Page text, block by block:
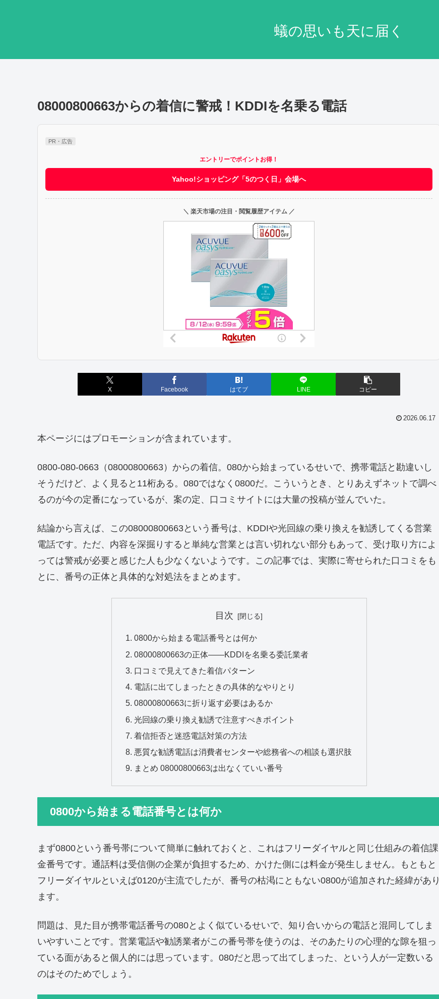
蟻の思いも天に届く
08000800663からの着信に警戒！KDDIを名乗る電話
PR・広告
エントリーでポイントお得！
Yahoo!ショッピング「5のつく日」会場へ
＼ 楽天市場の注目・閲覧履歴アイテム ／
X Facebook はてブ LINE コピー
2026.06.17
本ページにはプロモーションが含まれています。
0800-080-0663（08000800663）からの着信。080から始まっているせいで、携帯電話と勘違いし
そうだけど、よく見ると11桁ある。080ではなく0800だ。こういうとき、とりあえずネットで調べ
るのが今の定番になっているが、案の定、口コミサイトには大量の投稿が並んでいた。
結論から言えば、この08000800663という番号は、KDDIや光回線の乗り換えを勧誘してくる営業
電話です。ただ、内容を深掘りすると単純な営業とは言い切れない部分もあって、受け取り方によ
っては警戒が必要と感じた人も少なくないようです。この記事では、実際に寄せられた口コミをも
とに、番号の正体と具体的な対処法をまとめます。
目次
0800から始まる電話番号とは何か
08000800663の正体――KDDIを名乗る委託業者
口コミで見えてきた着信パターン
電話に出てしまったときの具体的なやりとり
08000800663に折り返す必要はあるか
光回線の乗り換え勧誘で注意すべきポイント
着信拒否と迷惑電話対策の方法
悪質な勧誘電話は消費者センターや総務省への相談も選択肢
まとめ 08000800663は出なくていい番号
0800から始まる電話番号とは何か
まず0800という番号帯について簡単に触れておくと、これはフリーダイヤルと同じ仕組みの着信課
金番号です。通話料は受信側の企業が負担するため、かけた側には料金が発生しません。もともと
フリーダイヤルといえば0120が主流でしたが、番号の枯渇にともない0800が追加された経緯があり
ます。
問題は、見た目が携帯電話番号の080とよく似ているせいで、知り合いからの電話と混同してしま
いやすいことです。営業電話や勧誘業者がこの番号帯を使うのは、そのあたりの心理的な隙を狙っ
ている面があると個人的には思っています。080だと思って出てしまった、という人が一定数いる
のはそのためでしょう。